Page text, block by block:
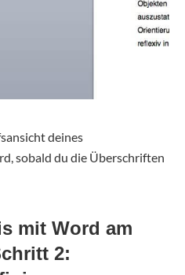
deines
sobald du die Überschriften
mit Word am
2: